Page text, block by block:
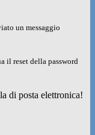
un messaggio
il reset della password
di posta elettronica!